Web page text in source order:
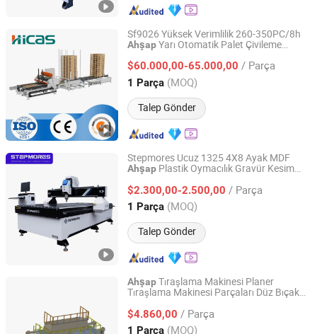
Sf9026 Yüksek Verimlilik 260-350PC/8h
AhşapYarı Otomatik Palet Çivileme
$60.000,00-65.000,00 / Parça
1 Parça (MOQ)
Talep Gönder
Qingdao High-Class Service Import & Export Co., Ltd.
Shandong, China Fiyat 2016
Stepmores Ucuz 1325 4X8 Ayak MDF
Ahşap Plastik Oymacılık Gravür Kesim
$2.300,00-2.500,00 / Parça
1 Parça (MOQ)
Talep Gönder
Jinan Chentuo Cnc Equipment Co., Ltd
Shandong, China Fiyat 2015
AhşapTıraşlama Makinesi Planer
Tıraşlama Makinesi Parçaları Düz Bıçak
$4.860,00 / Parça
1 Parça (MOQ)
Shandong Zouping Shuanghuan Machinery
Manufacturing Co., Ltd.